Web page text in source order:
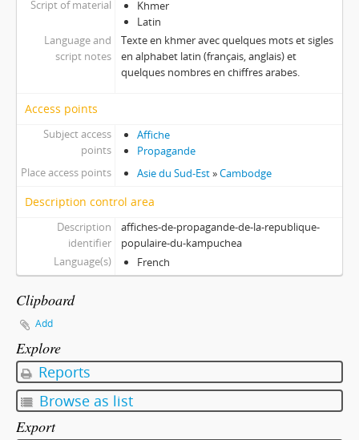
Script of material
Khmer
Latin
Language and
script notes
Texte en khmer avec quelques mots et sigles
en alphabet latin (français, anglais) et
quelques nombres en chiffres arabes.
Access points
Subject access
points
Affiche
Propagande
Place access points
Asie du Sud-Est»Cambodge
Description control area
Description
identifier
affiches-de-propagande-de-la-republique-
populaire-du-kampuchea
Language(s)
French
Clipboard
Add
Explore
Reports
Browse as list
Export